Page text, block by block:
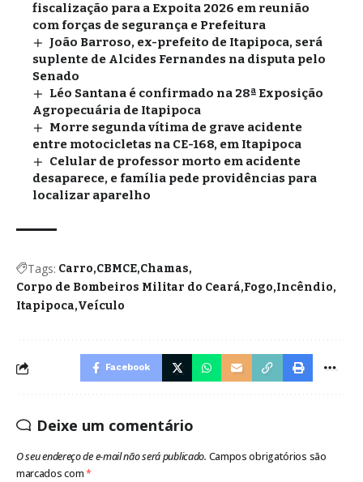
fiscalização para a Expoita 2026 em reunião
com forças de segurança e Prefeitura
João Barroso, ex-prefeito de Itapipoca, será
suplente de Alcides Fernandes na disputa pelo
Senado
Léo Santana é confirmado na 28ª Exposição
Agropecuária de Itapipoca
Morre segunda vítima de grave acidente
entre motocicletas na CE-168, em Itapipoca
Celular de professor morto em acidente
desaparece, e família pede providências para
localizar aparelho
Tags: Carro CBMCE Chamas
Corpo de Bombeiros Militar do Ceará Fogo Incêndio
Itapipoca Veículo
Facebook
Deixe um comentário
O seu endereço de e-mail não será publicado. Campos obrigatórios são
marcados com*